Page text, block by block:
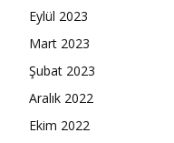
Eylül 2023
Mart 2023
Şubat 2023
Aralık 2022
Ekim 2022